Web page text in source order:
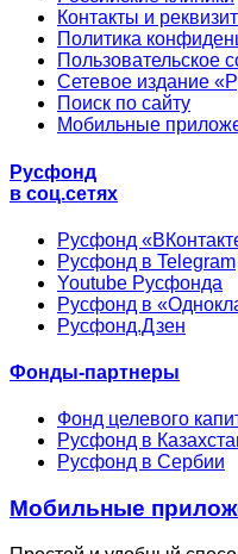
Контакты и
Политика
Пользовательское
Сетевое издание
Поиск по сайту
Мобильные
Русфонд
в соц.сетях
Русфонд
Русфонд в Telegram
Youtube Русфонда
Русфонд в
Русфонд.Дзен
Фонды-партнеры
Фонд целевого
Русфонд в
Русфонд в Сербии
Мобильные